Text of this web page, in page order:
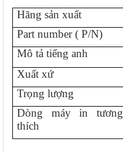
Hãng sản xuất
Part number ( P/N)
Mô tả tiếng anh
Xuất xứ
Trọng lượng
Dòng máy in tương
thích